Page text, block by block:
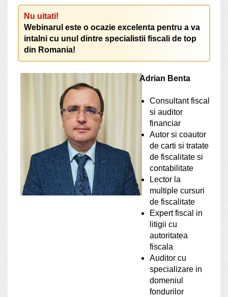
Nu uitati!
Webinarul este o ocazie excelenta pentru a va
intalni cu unul dintre specialistii fiscali de top
din Romania!
Adrian Benta
Consultant fiscal
si auditor
financiar
Autor si coautor
de carti si tratate
de fiscalitate si
contabilitate
Lector la
multiple cursuri
de fiscalitate
Expert fiscal in
litigii cu
autoritatea
fiscala
Auditor cu
specializare in
domeniul
fondurilor